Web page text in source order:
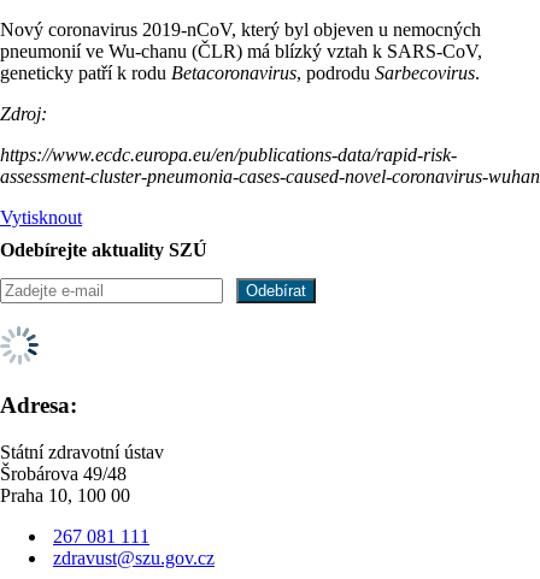
Nový coronavirus 2019-nCoV, který byl objeven u nemocných
pneumonií ve Wu-chanu (ČLR) má blízký vztah k SARS-CoV,
geneticky patří k rodu Betacoronavirus, podrodu Sarbecovirus.
Zdroj:
https://www.ecdc.europa.eu/en/publications-data/rapid-risk-
assessment-cluster-pneumonia-cases-caused-novel-coronavirus-wuhan
Vytisknout
Odebírejte aktuality SZÚ
Adresa:
Státní zdravotní ústav
Šrobárova 49/48
Praha 10, 100 00
267 081 111
zdravust@szu.gov.cz